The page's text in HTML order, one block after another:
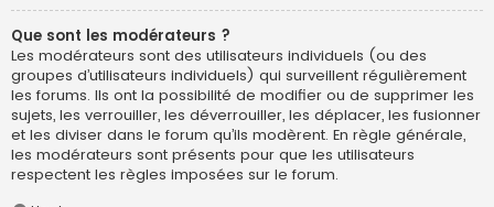
Que sont les modérateurs ?
Les modérateurs sont des utilisateurs individuels (ou des
groupes d’utilisateurs individuels) qui surveillent régulièrement
les forums. Ils ont la possibilité de modifier ou de supprimer les
sujets, les verrouiller, les déverrouiller, les déplacer, les fusionner
et les diviser dans le forum qu’ils modèrent. En règle générale,
les modérateurs sont présents pour que les utilisateurs
respectent les règles imposées sur le forum.